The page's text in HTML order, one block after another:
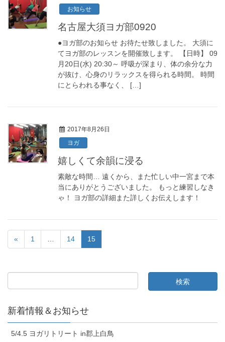
お知らせ
名古屋大須ヨガ部0920
●ヨガ部のお知らせ お待たせ致しました。 大須に
てヨガ部のレッスンを開催致します。 【日時】 09
月20日(水) 20:30～ 呼吸が深まり、体の余分な力
が抜け、心身のリラックスを得られる時間。 時間
にとらわれる事なく、 […]
2017年8月26日
ヨガ
嬉しくて余韻に浸る
素敵な時間… 遠くから、また忙しい中一宮まで本
当にありがとうございました。 もっと練習しなき
ゃ！ ヨガ部の詳細また詳しくお伝えします！
« 1 14 15
新着情報＆お知らせ
5/4.5 ヨガリトリート in郡上白鳥